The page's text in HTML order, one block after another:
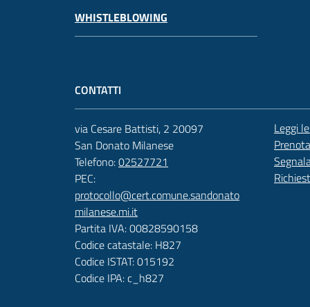
WHISTLEBLOWING
CONTATTI
via Cesare Battisti, 2 20097
San Donato Milanese
Telefono:02527721
PEC:
protocollo@cert.comune.sandonato
milanese.mi.it
Partita IVA: 00828590158
Codice catastale: H827
Codice ISTAT: 015192
Codice IPA: c_h827
Leggi